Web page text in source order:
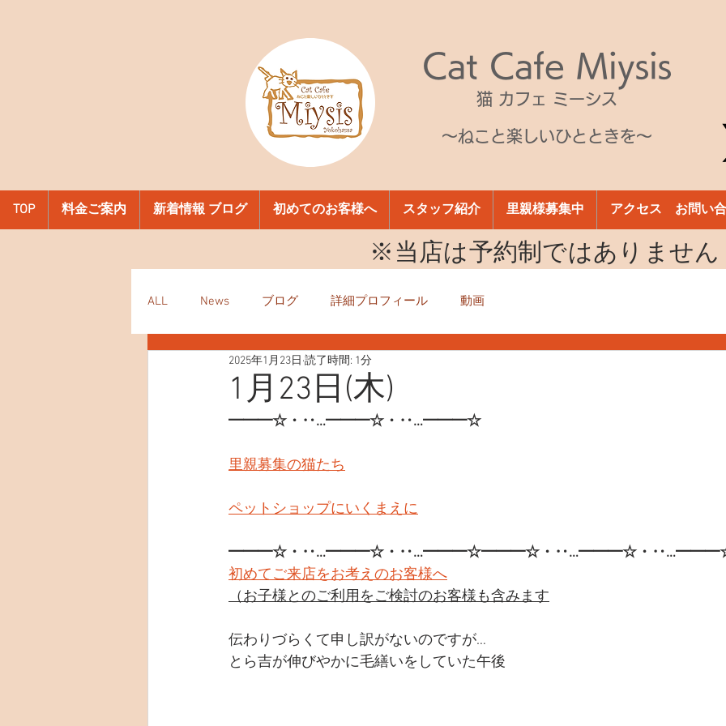
Cat Cafe Miysis
猫 カフェ ミーシス
～ねこと楽しいひとときを～
TOP 料金ご案内 新着情報 ブログ 初めてのお客様へ スタッフ紹介 里親様募集中 アクセス お問い
​※当店は予約制ではありません
ALL News ブログ 詳細プロフィール 動画
1月23日(木)
2025年1月23日 読了時間: 1分
━━━☆・‥…━━━☆・‥…━━━☆
里親募集の猫たち
ペットショップにいくまえに
━━━☆・‥…━━━☆・‥…━━━☆━━━☆・‥…━━━☆・
初めてご来店をお考えのお客様へ
（お子様とのご利用をご検討のお客様も含みます
伝わりづらくて申し訳がないのですが…
とら吉が伸びやかに毛繕いをしていた午後